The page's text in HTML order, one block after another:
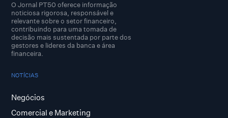
O Jornal PT50 oferece informação
noticiosa rigorosa, responsável e
relevante sobre o setor financeiro,
contribuindo para uma tomada de
decisão mais sustentada por parte dos
gestores e lideres da banca e área
financeira.
NOTÍCIAS
Negócios
Comercial e Marketing